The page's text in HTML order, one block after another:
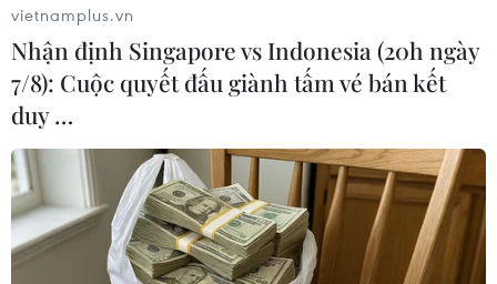
vietnamplus.vn
Nhận định Singapore vs Indonesia (20h ngày
7/8): Cuộc quyết đấu giành tấm vé bán kết
duy …